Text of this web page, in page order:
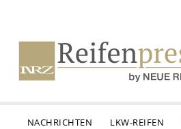
NACHRICHTEN LKW-REIFEN